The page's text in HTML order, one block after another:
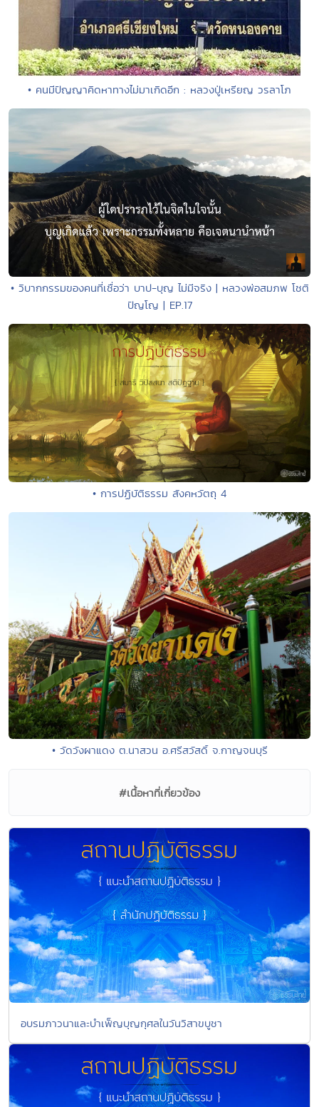
• คนมีปัญญาคิดหาทางไม่มาเกิดอีก : หลวงปู่เหรียญ วรลาโภ
• วิบากกรรมของคนที่เชื่อว่า บาป-บุญ ไม่มีจริง | หลวงพ่อสมภพ โชติ
ปัญโญ | EP.17
• การปฏิบัติธรรม สังคหวัตถุ 4
• วัดวังผาแดง ต.นาสวน อ.ศรีสวัสดิ์ จ.กาญจนบุรี
#เนื้อหาที่เกี่ยวข้อง
อบรมภาวนาและบำเพ็ญบุญกุศลในวันวิสาขบูชา